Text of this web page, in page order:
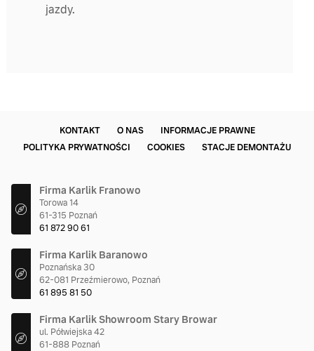
jazdy.
KONTAKT O NAS
INFORMACJE PRAWNE
POLITYKA PRYWATNOŚCI
COOKIES STACJE DEMONTAŻU
Firma Karlik Franowo
Torowa 14
61-315 Poznań
61 872 90 61
Firma Karlik Baranowo
Poznańska 30
62-081 Przeźmierowo, Poznań
61 895 81 50
Firma Karlik Showroom Stary Browar
ul. Półwiejska 42
61-888 Poznań